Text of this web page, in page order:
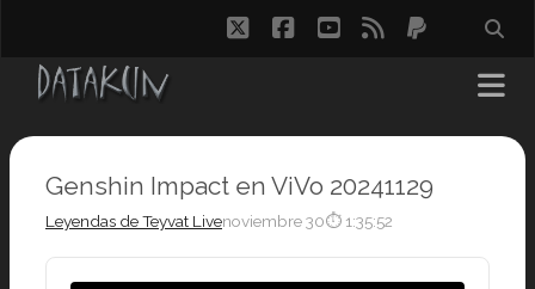
twitterfacebook
youtube
rss paypal
Genshin Impact en ViVo 20241129
Leyendas de Teyvat Livenoviembre 30⏱ 1:35:52